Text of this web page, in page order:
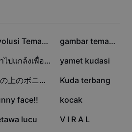
CapCut
2.0 Launch
kandungan digital dan mereka
lucu. Lawati laman web kami hari
trend wajah lucu terbaru untuk
dan membina suasana ceria
Evolusi Temanku 170.3K gambar teman paling
เอาไปแกล้งเพื่อน5555 108.3K
yamet kudasi
崖の上のボニョ顔ハメテンプレwww 38.6K
Kuda terbang
face!! 21.8K
kocak
lucu 6.8K
V I R A L